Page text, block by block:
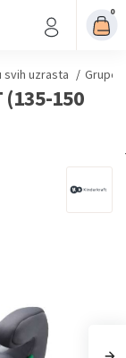
0
svih uzrasta / Grupe
(135-150